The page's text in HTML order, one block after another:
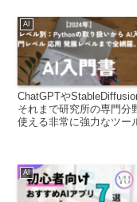
AI
ChatGPTや
それまで研究所の専門分
使える非常に強力なツー
AI